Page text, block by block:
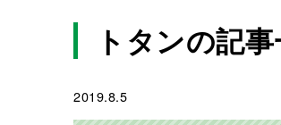
トタンの記
2019.8.5